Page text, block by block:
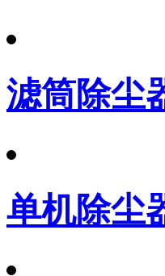
滤筒除尘
单机除尘